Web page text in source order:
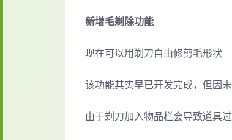
新增毛剃除功能
现在可以用剃刀自由修剪毛形状
该功能其实早已开发完成，但因
由于剃刀加入物品栏会导致道具